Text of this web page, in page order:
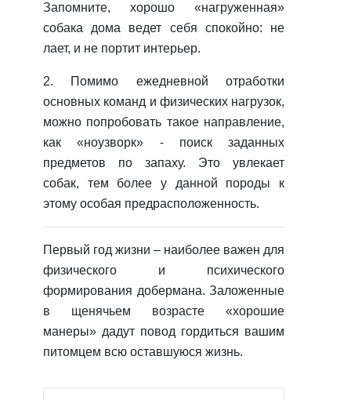
Запомните, хорошо «нагруженная»
собака дома ведет себя спокойно: не
лает, и не портит интерьер.
2. Помимо ежедневной отработки
основных команд и физических нагрузок,
можно попробовать такое направление,
как «ноузворк» - поиск заданных
предметов по запаху. Это увлекает
собак, тем более у данной породы к
этому особая предрасположенность.
Первый год жизни – наиболее важен для
физического и психического
формирования добермана. Заложенные
в щенячьем возрасте «хорошие
манеры» дадут повод гордиться вашим
питомцем всю оставшуюся жизнь.